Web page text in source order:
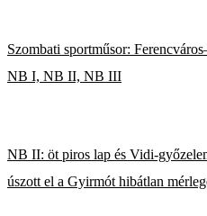
Szombati sportműsor:
NB I, NB II, NB III
NB II: öt piros lap és Vidi-
úszott el a Gyirmót hibátlan